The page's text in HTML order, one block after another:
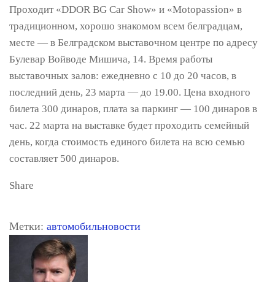
Проходит «DDOR BG Car Show» и «Motopassion» в
традиционном, хорошо знакомом всем белградцам,
месте — в Белградском выставочном центре по адресу
Булевар Войводе Мишича, 14. Время работы
выставочных залов: ежедневно с 10 до 20 часов, в
последний день, 23 марта — до 19.00. Цена входного
билета 300 динаров, плата за паркинг — 100 динаров в
час. 22 марта на выставке будет проходить семейный
день, когда стоимость единого билета на всю семью
составляет 500 динаров.
Share
Метки: автомобильновости